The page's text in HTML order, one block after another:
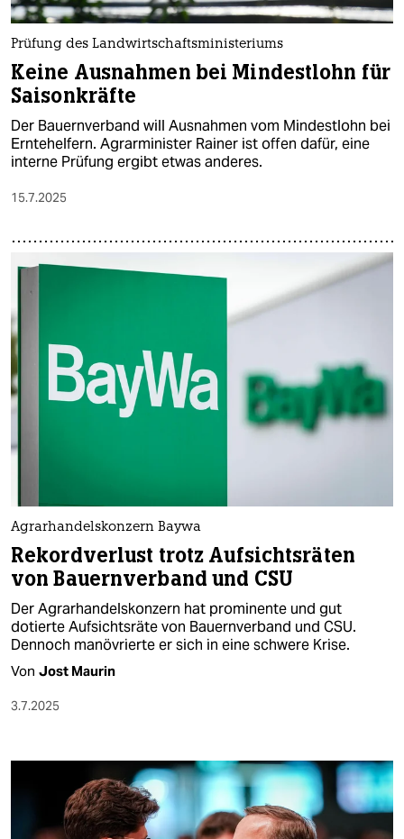
Prüfung des Landwirtschaftsministeriums
Keine Ausnahmen bei Mindestlohn für
Saisonkräfte
Der Bauernverband will Ausnahmen vom Mindestlohn bei
Erntehelfern. Agrarminister Rainer ist offen dafür, eine
interne Prüfung ergibt etwas anderes.
15.7.2025
Agrarhandelskonzern Baywa
Rekordverlust trotz Aufsichtsräten
von Bauernverband und CSU
Der Agrarhandelskonzern hat prominente und gut
dotierte Aufsichtsräte von Bauernverband und CSU.
Dennoch manövrierte er sich in eine schwere Krise.
Von Jost Maurin
3.7.2025